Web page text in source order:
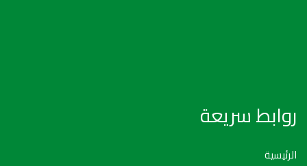
روابط سريعة
الرئيسية